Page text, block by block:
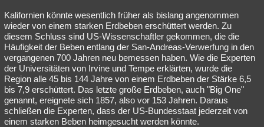
Lesenswert Schlüsselwörter
Kalifornien könnte wesentlich früher als bislang angenommen
wieder von einem starken Erdbeben erschüttert werden. Zu
diesem Schluss sind US-Wissenschaftler gekommen, die die
Häufigkeit der Beben entlang der San-Andreas-Verwerfung in den
vergangenen 700 Jahren neu bemessen haben. Wie die Experten
der Universitäten von Irvine und Tempe erklärten, wurde die
Region alle 45 bis 144 Jahre von einem Erdbeben der Stärke 6,5
bis 7,9 erschüttert. Das letzte große Erdbeben, auch "Big One"
genannt, ereignete sich 1857, also vor 153 Jahren. Daraus
schließen die Experten, dass der US-Bundesstaat jederzeit von
einem starken Beben heimgesucht werden könnte.